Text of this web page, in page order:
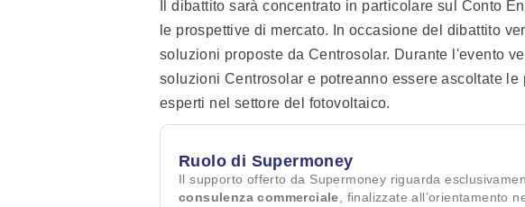
Il dibattito sarà concentrato in particolare sul Conto
le prospettive di mercato. In occasione del dibattito
soluzioni proposte da Centrosolar. Durante l'evento
soluzioni Centrosolar e potreanno essere ascoltate
esperti nel settore del fotovoltaico.
Ruolo di Supermoney
Il supporto offerto da Supermoney riguarda
consulenza commerciale , finalizzate all’orientamento